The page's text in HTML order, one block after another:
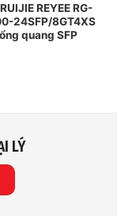
REYEE RG-
24SFP/8GT4XS
quang SFP
LÝ